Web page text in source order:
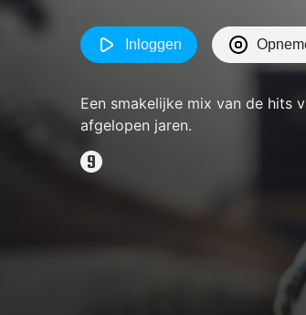
Inloggen
Een smakelijke mix van de hits
afgelopen jaren.